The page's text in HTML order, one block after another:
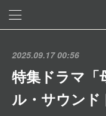
2025.09.17 00:56
特集ドラマ「
ル・サウンド